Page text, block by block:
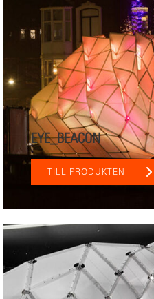
EYE_BEACON
TILL PRODUKTEN